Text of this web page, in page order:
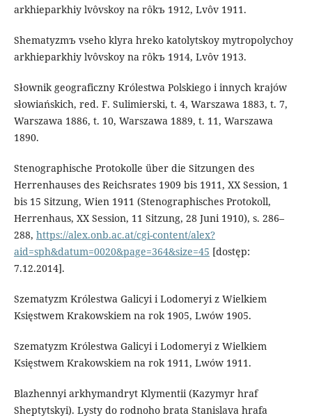
arkhieparkhiy lvôvskoy na rôkъ 1912, Lvôv 1911.
Shematyzmъ vseho klyra hreko katolytskoy mytropolychoy
arkhieparkhiy lvôvskoy na rôkъ 1914, Lvôv 1913.
Słownik geograficzny Królestwa Polskiego i innych krajów
słowiańskich, red. F. Sulimierski, t. 4, Warszawa 1883, t. 7,
Warszawa 1886, t. 10, Warszawa 1889, t. 11, Warszawa
1890.
Stenographische Protokolle über die Sitzungen des
Herrenhauses des Reichsrates 1909 bis 1911, XX Session, 1
bis 15 Sitzung, Wien 1911 (Stenographisches Protokoll,
Herrenhaus, XX Session, 11 Sitzung, 28 Juni 1910), s. 286–
288, https://alex.onb.ac.at/cgi-content/alex?
aid=sph&datum=0020&page=364&size=45 [dostęp:
7.12.2014].
Szematyzm Królestwa Galicyi i Lodomeryi z Wielkiem
Księstwem Krakowskiem na rok 1905, Lwów 1905.
Szematyzm Królestwa Galicyi i Lodomeryi z Wielkiem
Księstwem Krakowskiem na rok 1911, Lwów 1911.
Blazhennyi arkhymandryt Klymentii (Kazymyr hraf
Sheptytskyi). Lysty do rodnoho brata Stanislava hrafa